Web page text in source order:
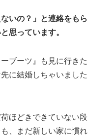
いの？」と連絡をもら
思っています。
ブーツ』も見に行きた
に結婚しちゃいました
ほどきできていない段
、まだ新しい家に慣れ